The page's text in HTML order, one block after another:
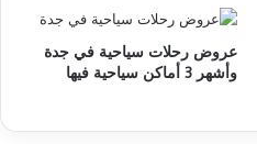
عروض رحلات سياحية في جدة
وأشهر 3 أماكن سياحية فيها